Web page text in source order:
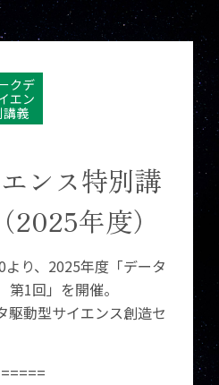
クデ
エン
講義
ンス特別講
年度）
り、2025年度「データ
1回」を開催。
駆動型サイエンス創造セ